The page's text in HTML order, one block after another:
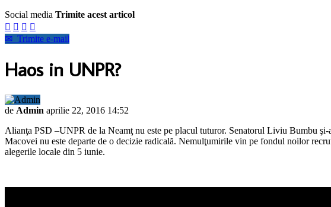
Social media Trimite acest articol
   
✉ Trimite e-mail
Haos in UNPR?
de Admin aprilie 22, 2016 14:52
Alianţa PSD –UNPR de la Neamţ nu este pe placul tuturor. Senatorul Liviu Bumbu
Macovei nu este departe de o decizie radicală. Nemulţumirile vin pe fondul noilor
alegerile locale din 5 iunie.